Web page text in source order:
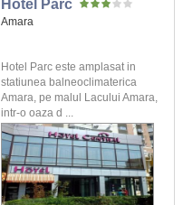
Hotel Parc
Amara
Hotel Parc este amplasat in
statiunea balneoclimaterica
Amara, pe malul Lacului Amara,
intr-o oaza d ...